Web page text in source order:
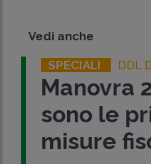
Vedi anche
SPECIALI DDL
Manovra
sono le
misure